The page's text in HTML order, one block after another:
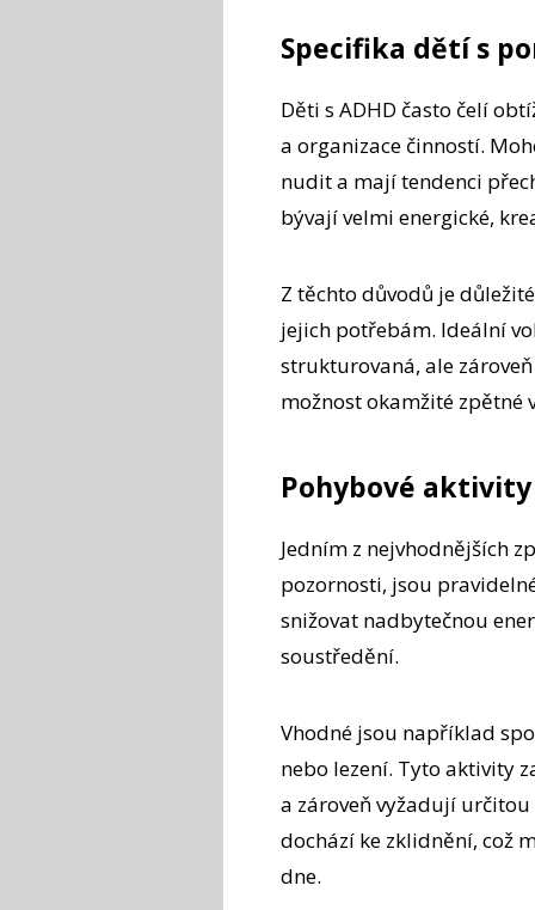
Specifika dětí s
Děti s ADHD často čelí
a organizace činností.
nudit a mají tendenci
bývají velmi energické,
Z těchto důvodů je
jejich potřebám. Ideální
strukturovaná, ale
možnost okamžité zpětné
Pohybové
Jedním z nejvhodnějších
pozornosti, jsou
snižovat nadbytečnou
soustředění.
Vhodné jsou například
nebo lezení. Tyto aktivity
a zároveň vyžadují
dochází ke zklidnění, což
dne.